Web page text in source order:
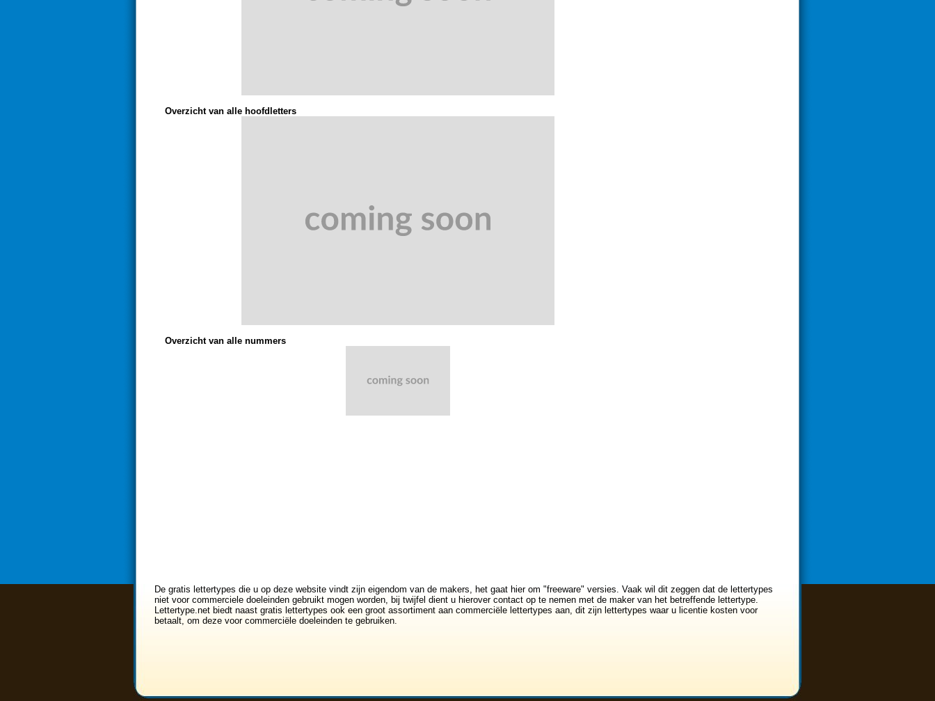
Overzicht van alle hoofdletters
Overzicht van alle nummers
De gratis lettertypes die u op deze website vindt zijn eigendom van de makers, het gaat hier om "freeware" versies. Vaak wil dit zeggen dat de lettertypes
niet voor commerciele doeleinden gebruikt mogen worden, bij twijfel dient u hierover contact op te nemen met de maker van het betreffende lettertype.
Lettertype.net biedt naast gratis lettertypes ook een groot assortiment aan commerciële lettertypes aan, dit zijn lettertypes waar u licentie kosten voor
betaalt, om deze voor commerciële doeleinden te gebruiken.